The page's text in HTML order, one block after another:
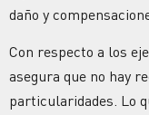
daño y
Con respecto a los
asegura que no hay
particularidades. Lo